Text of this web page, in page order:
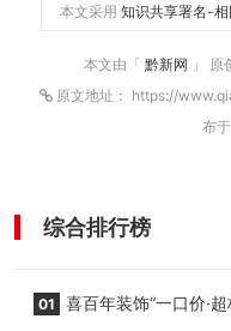
本文采用 知识共享署名-
本文由「 黔新网 」 原
原文地址： https://
布
综合排行榜
01 喜百年装饰“一口价·